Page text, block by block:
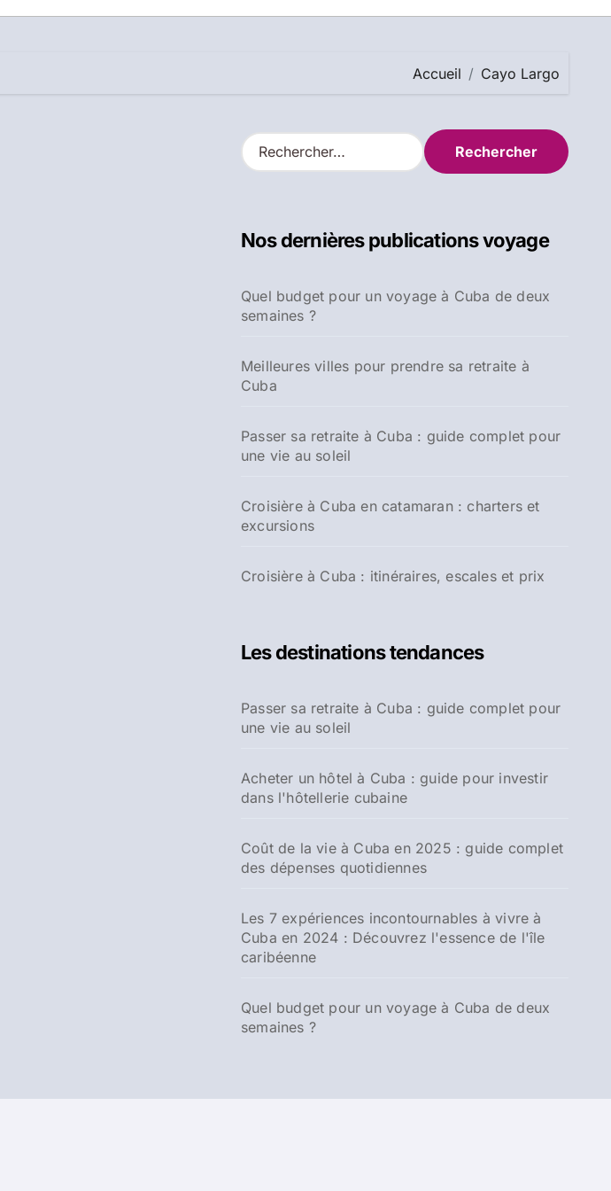
Accueil Cayo Largo
R
e
r
e
r
Nos dernières publications voyage
Quel budget pour un voyage à Cuba de deux
semaines ?
Meilleures villes pour prendre sa retraite à
Cuba
Passer sa retraite à Cuba : guide complet pour
une vie au soleil
Croisière à Cuba en catamaran : charters et
excursions
Croisière à Cuba : itinéraires, escales et prix
Les destinations tendances
Passer sa retraite à Cuba : guide complet pour
une vie au soleil
Acheter un hôtel à Cuba : guide pour investir
dans l'hôtellerie cubaine
Coût de la vie à Cuba en 2025 : guide complet
des dépenses quotidiennes
Les 7 expériences incontournables à vivre à
Cuba en 2024 : Découvrez l'essence de l'île
caribéenne
Quel budget pour un voyage à Cuba de deux
semaines ?